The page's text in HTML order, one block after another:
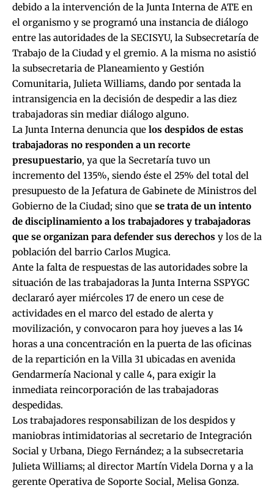
debido a la intervención de la Junta Interna de ATE en
el organismo y se programó una instancia de diálogo
entre las autoridades de la SECISYU, la Subsecretaría de
Trabajo de la Ciudad y el gremio. A la misma no asistió
la subsecretaria de Planeamiento y Gestión
Comunitaria, Julieta Williams, dando por sentada la
intransigencia en la decisión de despedir a las diez
trabajadoras sin mediar diálogo alguno.
La Junta Interna denuncia que los despidos de estas
trabajadoras no responden a un recorte
presupuestario, ya que la Secretaría tuvo un
incremento del 135%, siendo éste el 25% del total del
presupuesto de la Jefatura de Gabinete de Ministros del
Gobierno de la Ciudad; sino que se trata de un intento
de disciplinamiento a los trabajadores y trabajadoras
que se organizan para defender sus derechos y los de la
población del barrio Carlos Mugica.
Ante la falta de respuestas de las autoridades sobre la
situación de las trabajadoras la Junta Interna SSPYGC
declararó ayer miércoles 17 de enero un cese de
actividades en el marco del estado de alerta y
movilización, y convocaron para hoy jueves a las 14
horas a una concentración en la puerta de las oficinas
de la repartición en la Villa 31 ubicadas en avenida
Gendarmería Nacional y calle 4, para exigir la
inmediata reincorporación de las trabajadoras
despedidas.
Los trabajadores responsabilizan de los despidos y
maniobras intimidatorias al secretario de Integración
Social y Urbana, Diego Fernández; a la subsecretaria
Julieta Williams; al director Martín Videla Dorna y a la
gerente Operativa de Soporte Social, Melisa Gonza.